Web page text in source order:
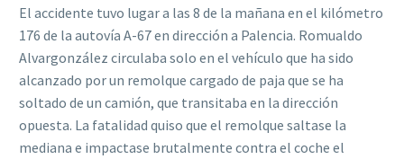
El accidente tuvo lugar a las 8 de la mañana en el kilómetro
176 de la autovía A-67 en dirección a Palencia. Romualdo
Alvargonzález circulaba solo en el vehículo que ha sido
alcanzado por un remolque cargado de paja que se ha
soltado de un camión, que transitaba en la dirección
opuesta. La fatalidad quiso que el remolque saltase la
mediana e impactase brutalmente contra el coche el